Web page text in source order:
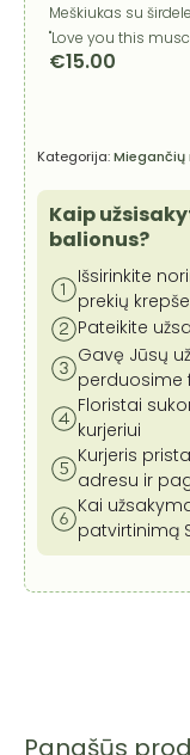
Meškiukas su širdele
"Love you this
€15.00
Kategorija:Miegančių
Kaip
balionus?
Išsirinkite
prekių
Pateikite
Gavę Jūsų
perduosime
Floristai
kurjeriui
Kurjeris
adresu ir
Kai
patvirtinimą
Panašūs